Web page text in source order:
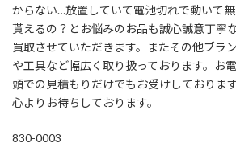
からない…放置していて電池切れで動いて
貰えるの？とお悩みのお品も誠心誠意丁寧
買取させていただきます。またその他ブラ
や工具など幅広く取り扱っております。お
頭での見積もりだけでもお受けしておりま
心よりお待ちしております。
830-0003